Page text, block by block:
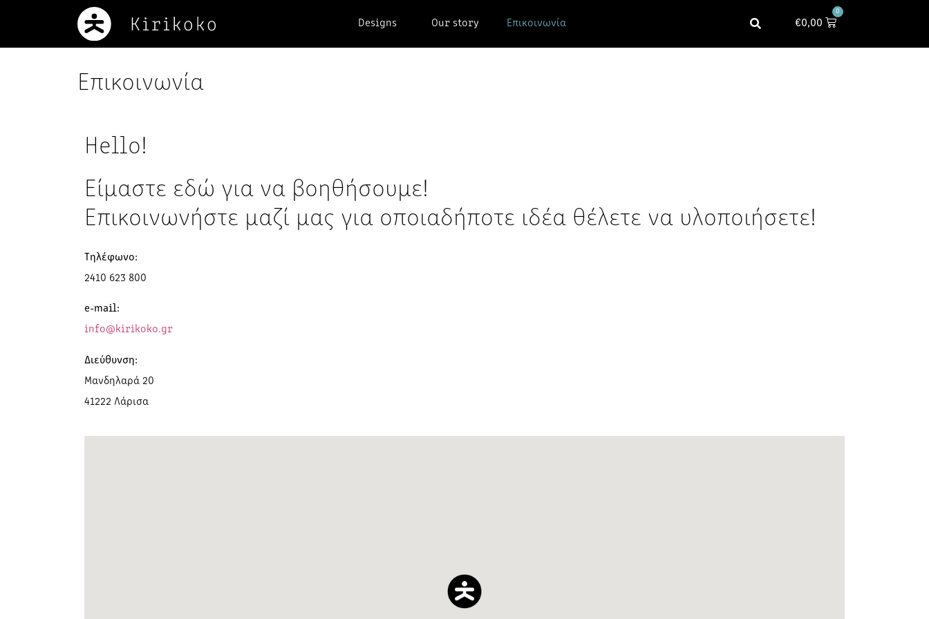
Designs Our story Επικοινωνία €0,00
0
Επικοινωνία
Hello!
Είμαστε εδώ για να βοηθήσουμε!
Επικοινωνήστε μαζί μας για οποιαδήποτε ιδέα θέλετε να υλοποιήσετε!
Τηλέφωνο:
2410 623 800
e-mail:
info@kirikoko.gr
Διεύθυνση:
Μανδηλαρά 20
41222 Λάρισα